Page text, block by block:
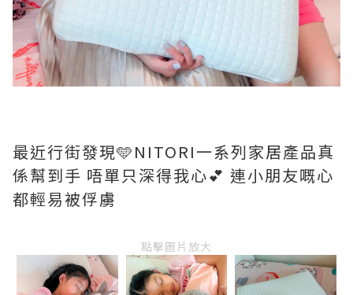
最近行街發現🩵NITORI一系列家居產品真
係幫到手 唔單只深得我心💕 連小朋友嘅心
都輕易被俘虜
點擊圖片放大